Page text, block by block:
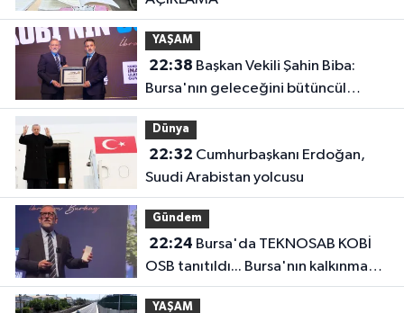
YAŞAM
22:38
Bursa'nın geleceğini bütüncül
anlayışla planlıyoruz
Dünya
22:32
Suudi Arabistan yolcusu
Gündem
22:24
OSB tanıtıldı... Bursa'nın kalkınma
yolculuğunda yeni dönem
YAŞAM